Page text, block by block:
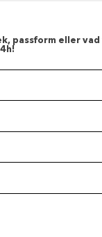
passform eller